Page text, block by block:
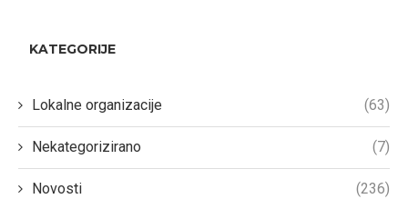
KATEGORIJE
Lokalne organizacije (63)
Nekategorizirano (7)
Novosti (236)